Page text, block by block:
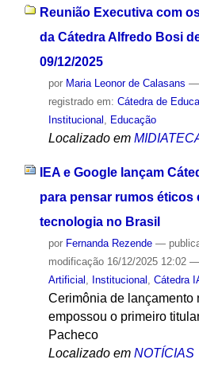
Reunião Executiva com
da Cátedra Alfredo Bosi
09/12/2025
por Maria Leonor de Calasans —
registrado em: Cátedra de
Institucional , Educação
Localizado em
IEA e Google lançam
para pensar rumos éticos
tecnologia no Brasil
por Fernanda Rezende —
modificação16/12/2025 12:02 —
Artificial
Institucional Cátedra
Cerimônia de lançamento
empossou o primeiro
Pacheco
Localizado em NOTÍCIAS